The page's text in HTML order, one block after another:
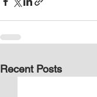
Recent Posts